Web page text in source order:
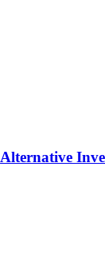
Alternative